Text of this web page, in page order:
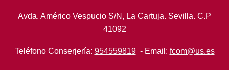
Avda. Américo Vespucio S/N, La Cartuja. Sevilla. C.P
41092
Teléfono Conserjería: 954559819- Email: fcom@us.es